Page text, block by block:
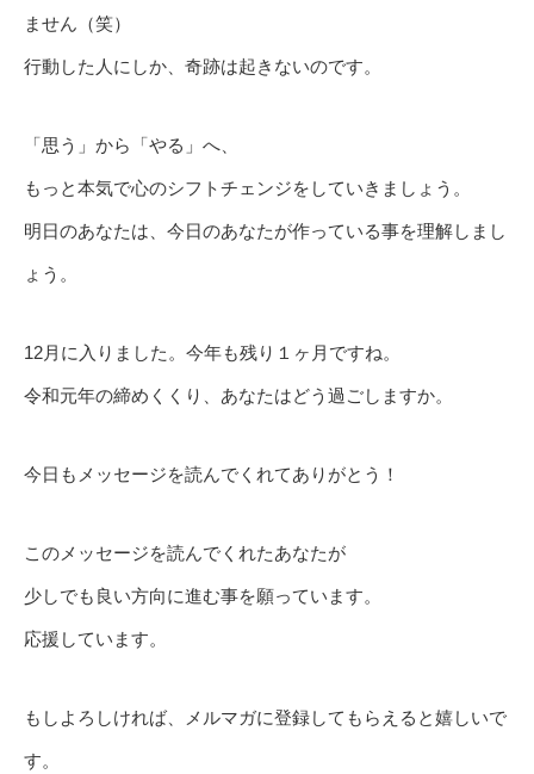
ません（笑）
行動した人にしか、奇跡は起きないのです。
「思う」から「やる」へ、
もっと本気で心のシフトチェンジをしていきましょう。
明日のあなたは、今日のあなたが作っている事を理解しまし
ょう。
12月に入りました。今年も残り１ヶ月ですね。
令和元年の締めくくり、あなたはどう過ごしますか。
今日もメッセージを読んでくれてありがとう！
このメッセージを読んでくれたあなたが
少しでも良い方向に進む事を願っています。
応援しています。
もしよろしければ、メルマガに登録してもらえると嬉しいで
す。